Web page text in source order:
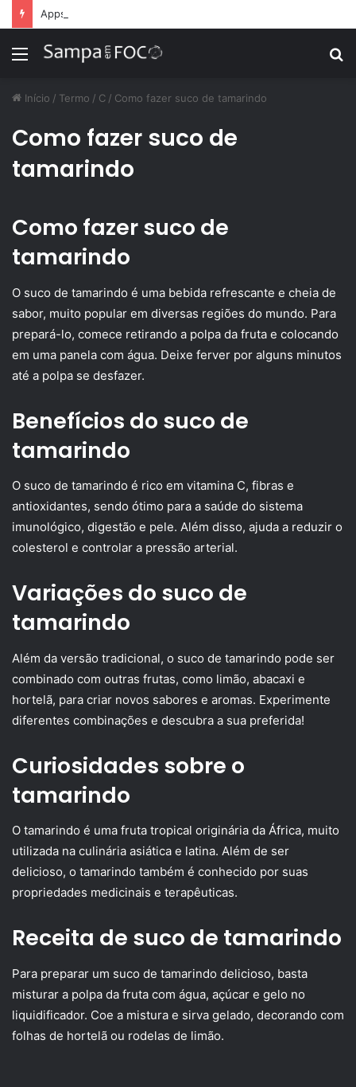
Menu
Início / Termo / C / Como fazer suco de tamarindo
Como fazer suco de
tamarindo
Como fazer suco de
tamarindo
O suco de tamarindo é uma bebida refrescante e cheia de
sabor, muito popular em diversas regiões do mundo. Para
prepará-lo, comece retirando a polpa da fruta e colocando
em uma panela com água. Deixe ferver por alguns minutos
até a polpa se desfazer.
Benefícios do suco de
tamarindo
O suco de tamarindo é rico em vitamina C, fibras e
antioxidantes, sendo ótimo para a saúde do sistema
imunológico, digestão e pele. Além disso, ajuda a reduzir o
colesterol e controlar a pressão arterial.
Variações do suco de
tamarindo
Além da versão tradicional, o suco de tamarindo pode ser
combinado com outras frutas, como limão, abacaxi e
hortelã, para criar novos sabores e aromas. Experimente
diferentes combinações e descubra a sua preferida!
Curiosidades sobre o
tamarindo
O tamarindo é uma fruta tropical originária da África, muito
utilizada na culinária asiática e latina. Além de ser
delicioso, o tamarindo também é conhecido por suas
propriedades medicinais e terapêuticas.
Receita de suco de tamarindo
Para preparar um suco de tamarindo delicioso, basta
misturar a polpa da fruta com água, açúcar e gelo no
liquidificador. Coe a mistura e sirva gelado, decorando com
folhas de hortelã ou rodelas de limão.